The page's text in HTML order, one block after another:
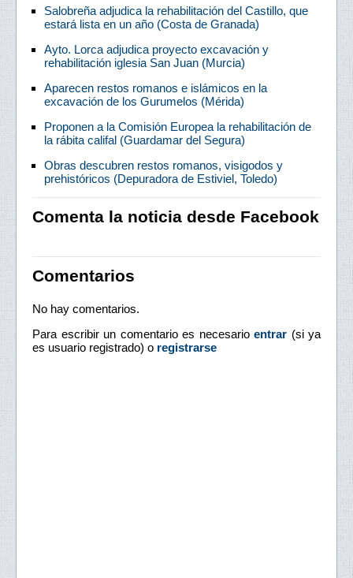
Salobreña adjudica la rehabilitación del Castillo, que
estará lista en un año (Costa de Granada)
Ayto. Lorca adjudica proyecto excavación y
rehabilitación iglesia San Juan (Murcia)
Aparecen restos romanos e islámicos en la
excavación de los Gurumelos (Mérida)
Proponen a la Comisión Europea la rehabilitación de
la rábita califal (Guardamar del Segura)
Obras descubren restos romanos, visigodos y
prehistóricos (Depuradora de Estiviel, Toledo)
Comenta la noticia desde Facebook
Comentarios
No hay comentarios.
Para escribir un comentario es necesario entrar (si ya
es usuario registrado) o registrarse